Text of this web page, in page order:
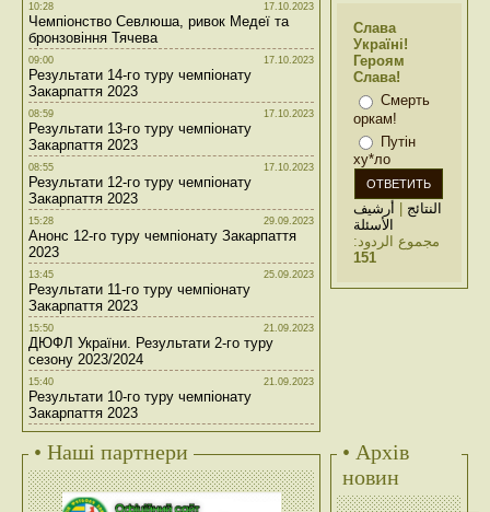
10:28 17.10.2023
Чемпіонство Севлюша, ривок Медеї та
бронзовіння Тячева
09:00 17.10.2023
Результати 14-го туру чемпіонату
Закарпаття 2023
08:59 17.10.2023
Результати 13-го туру чемпіонату
Закарпаття 2023
08:55 17.10.2023
Результати 12-го туру чемпіонату
Закарпаття 2023
15:28 29.09.2023
Анонс 12-го туру чемпіонату Закарпаття
2023
13:45 25.09.2023
Результати 11-го туру чемпіонату
Закарпаття 2023
15:50 21.09.2023
ДЮФЛ України. Результати 2-го туру
сезону 2023/2024
15:40 21.09.2023
Результати 10-го туру чемпіонату
Закарпаття 2023
Слава
Україні!
Героям
Слава!
Смерть
оркам!
Путін
ху*ло
النتائج | أرشيف
الأسئلة
مجموع الردود:
151
• Наші партнери
• Архів
новин